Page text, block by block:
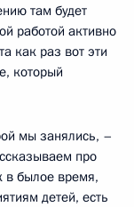
там будет
работой активно
как раз вот эти
который
мы занялись, –
про
в былое время,
детей, есть